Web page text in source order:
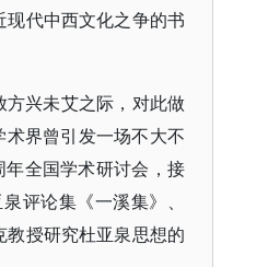
代中西文化之争的书
方兴未艾之际，对此做
界曾引发一场不大不
全国学术研讨会，接
评论集《一溪集》、
教授研究杜亚泉思想的